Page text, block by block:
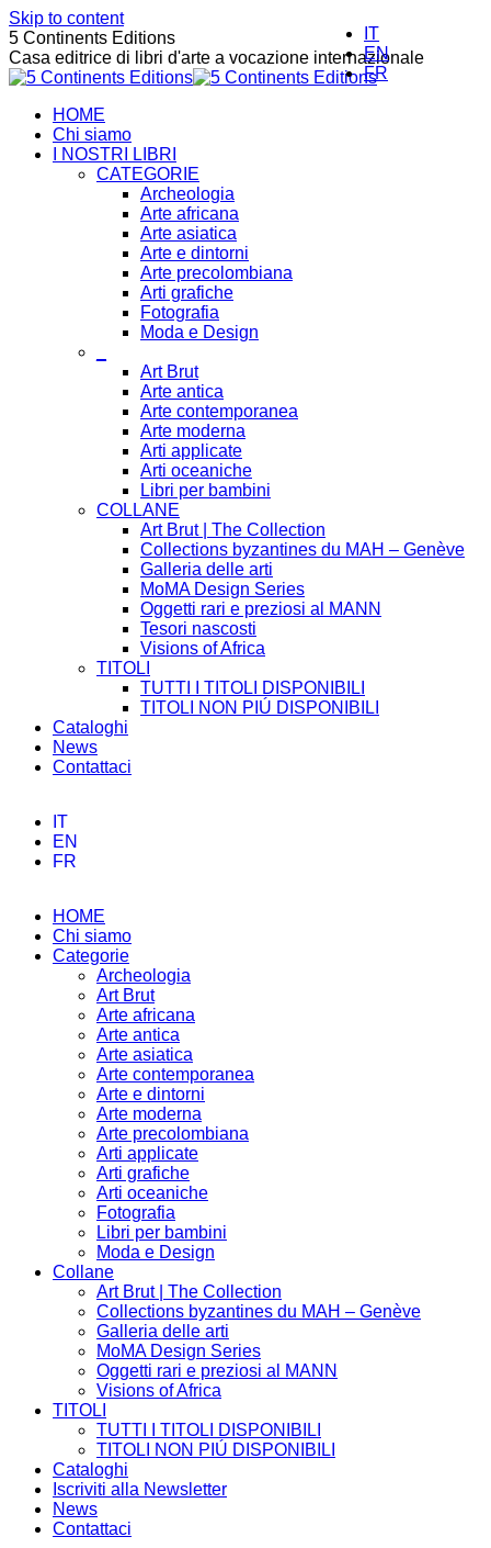
Skip to content
IT
EN
FR
5 Continents Editions
Casa editrice di libri d'arte a vocazione internazionale
HOME
Chi siamo
I NOSTRI LIBRI
CATEGORIE
Archeologia
Arte africana
Arte asiatica
Arte e dintorni
Arte precolombiana
Arti grafiche
Fotografia
Moda e Design
Art Brut
Arte antica
Arte contemporanea
Arte moderna
Arti applicate
Arti oceaniche
Libri per bambini
COLLANE
Art Brut | The Collection
Collections byzantines du MAH – Genève
Galleria delle arti
MoMA Design Series
Oggetti rari e preziosi al MANN
Tesori nascosti
Visions of Africa
TITOLI
TUTTI I TITOLI DISPONIBILI
TITOLI NON PIÚ DISPONIBILI
Cataloghi
News
Contattaci
IT
EN
FR
HOME
Chi siamo
Categorie
Archeologia
Art Brut
Arte africana
Arte antica
Arte asiatica
Arte contemporanea
Arte e dintorni
Arte moderna
Arte precolombiana
Arti applicate
Arti grafiche
Arti oceaniche
Fotografia
Libri per bambini
Moda e Design
Collane
Art Brut | The Collection
Collections byzantines du MAH – Genève
Galleria delle arti
MoMA Design Series
Oggetti rari e preziosi al MANN
Visions of Africa
TITOLI
TUTTI I TITOLI DISPONIBILI
TITOLI NON PIÚ DISPONIBILI
Cataloghi
Iscriviti alla Newsletter
News
Contattaci